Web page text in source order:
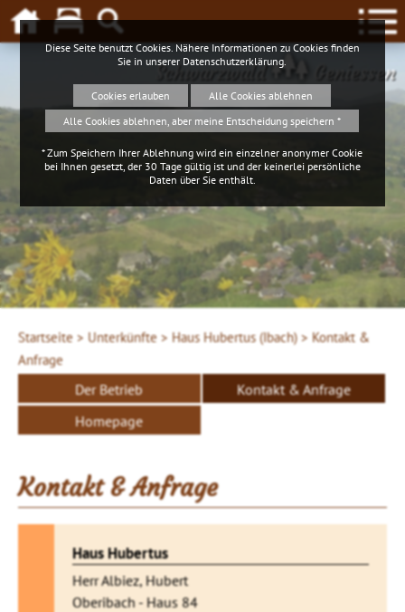
Schwarzwald Geniessen
Startseite > Unterkünfte > Haus Hubertus (Ibach) > Kontakt &
Anfrage
Der Betrieb
Kontakt & Anfrage
Homepage
Kontakt & Anfrage
Haus Hubertus
Herr Albiez, Hubert
Oberibach - Haus 84
Diese Seite benutzt Cookies. Nähere Informationen zu Cookies finden
Sie in unserer Datenschutzerklärung
Cookies erlauben
Alle Cookies ablehnen
Alle Cookies ablehnen, aber meine Entscheidung speichern *
* Zum Speichern Ihrer Ablehnung wird ein einzelner anonymer Cookie
bei Ihnen gesetzt, der 30 Tage gültig ist und der keinerlei persönliche
Daten über Sie enthält.